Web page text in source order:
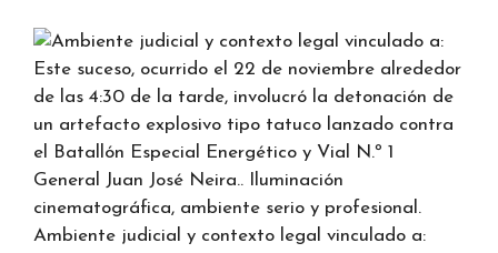
Ambiente judicial y contexto legal vinculado a: